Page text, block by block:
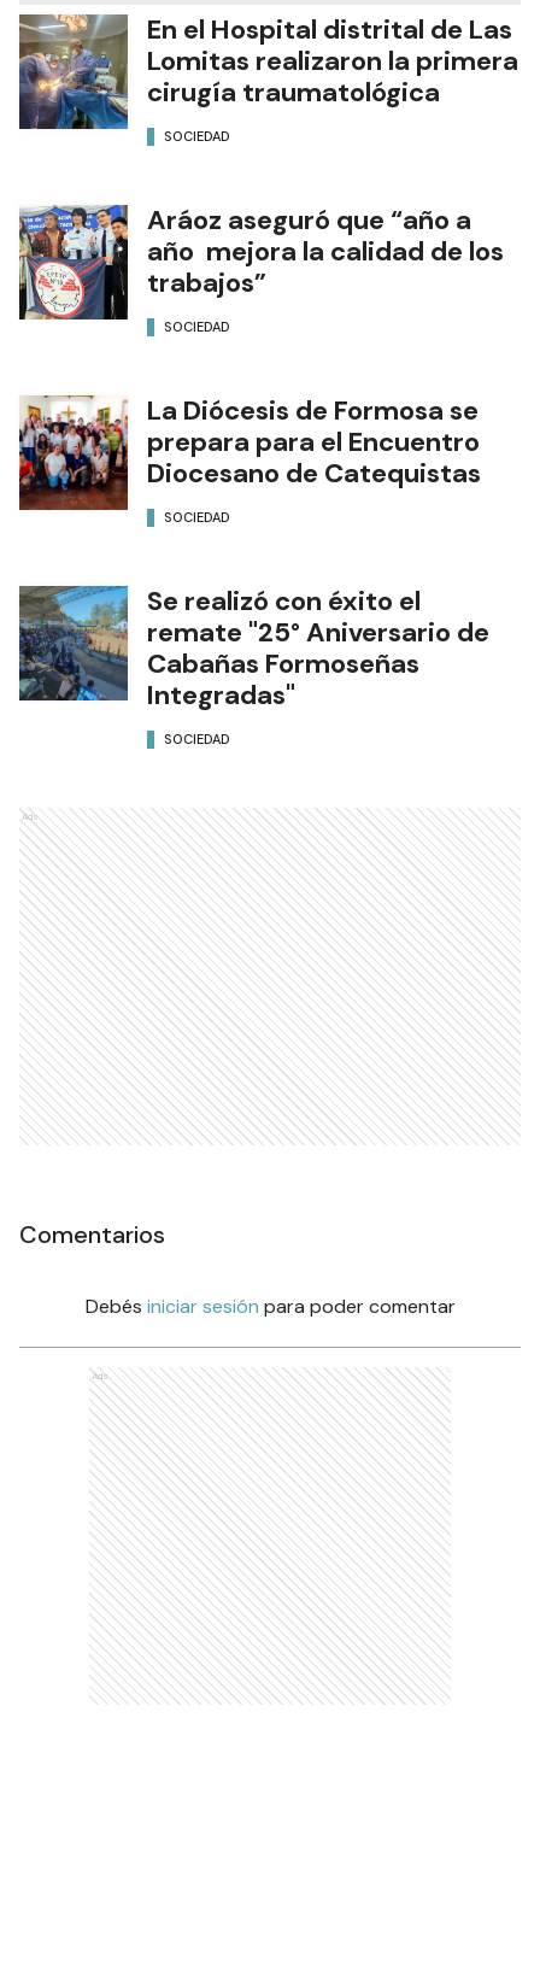
En el Hospital distrital de Las
Lomitas realizaron la primera
cirugía traumatológica
SOCIEDAD
Aráoz aseguró que “año a
año mejora la calidad de los
trabajos”
SOCIEDAD
La Diócesis de Formosa se
prepara para el Encuentro
Diocesano de Catequistas
SOCIEDAD
Se realizó con éxito el
remate "25° Aniversario de
Cabañas Formoseñas
Integradas"
SOCIEDAD
Ads
Comentarios
Debés iniciar sesión para poder comentar
Ads